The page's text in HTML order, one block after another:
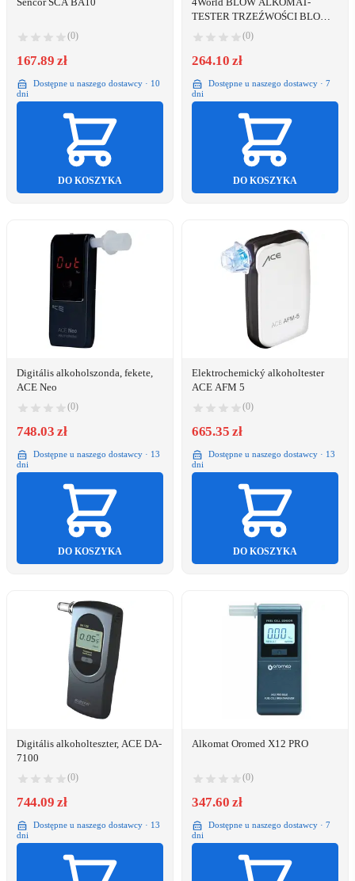
(0)
167.89 zł
Dostępne u naszego dostawcy · 10
dni
DO KOSZYKA
TESTER TRZEŹWOŚCI BLOW
9900 BLACK
(0)
264.10 zł
Dostępne u naszego dostawcy · 7
dni
DO KOSZYKA
Digitális alkoholszonda, fekete,
ACE Neo
(0)
748.03 zł
Dostępne u naszego dostawcy · 13
dni
DO KOSZYKA
Elektrochemický alkoholtester
ACE AFM 5
(0)
665.35 zł
Dostępne u naszego dostawcy · 13
dni
DO KOSZYKA
Digitális alkoholteszter, ACE DA-
7100
(0)
744.09 zł
Dostępne u naszego dostawcy · 13
dni
Alkomat Oromed X12 PRO
(0)
347.60 zł
Dostępne u naszego dostawcy · 7
dni